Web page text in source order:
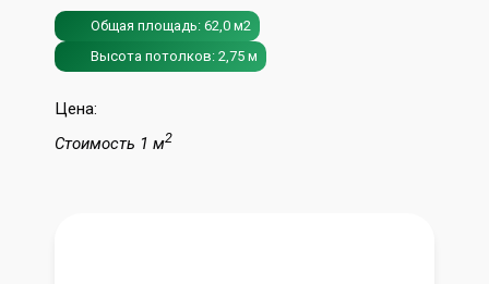
Общая площадь: 62,0 м2
Высота потолков: 2,75 м
Цена:
Стоимость 1 м2